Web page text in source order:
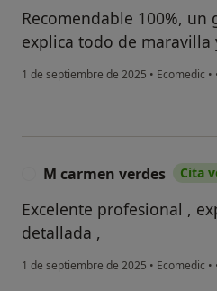
Recomendable 100%,
explica todo de maravilla
1 de septiembre de 2025 • Ecomedic •
M carmen verdes Cita
Excelente profesional ,
detallada ,
1 de septiembre de 2025 • Ecomedic •